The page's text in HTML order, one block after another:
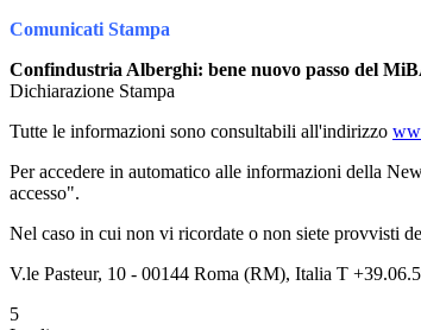
Comunicati Stampa
Confindustria Alberghi: bene nuovo passo del
Dichiarazione Stampa
Tutte le informazioni sono consultabili all'indirizzo
Per accedere in automatico alle informazioni della
accesso".
Nel caso in cui non vi ricordate o non siete provvisti
V.le Pasteur, 10 - 00144 Roma (RM), Italia T
5